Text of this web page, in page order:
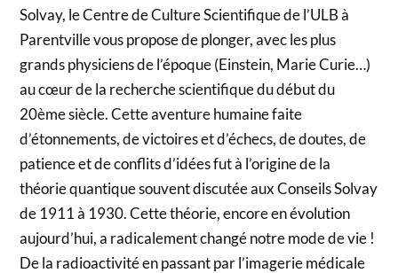
Solvay, le Centre de Culture Scientifique de l’ULB à
Parentville vous propose de plonger, avec les plus
grands physiciens de l’époque (Einstein, Marie Curie…)
au cœur de la recherche scientifique du début du
20ème siècle. Cette aventure humaine faite
d’étonnements, de victoires et d’échecs, de doutes, de
patience et de conflits d’idées fut à l’origine de la
théorie quantique souvent discutée aux Conseils Solvay
de 1911 à 1930. Cette théorie, encore en évolution
aujourd’hui, a radicalement changé notre mode de vie !
De la radioactivité en passant par l’imagerie médicale